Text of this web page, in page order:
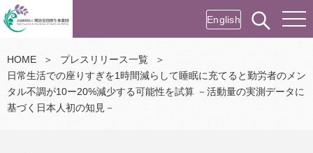
English
HOME ＞ プレスリリース一覧
＞
日常生活での座りすぎを1時間減らして睡眠に充てると勤労者のメン
タル不調が10ー20%減少する可能性を試算 －活動量の実測データに
基づく日本人初の知見－